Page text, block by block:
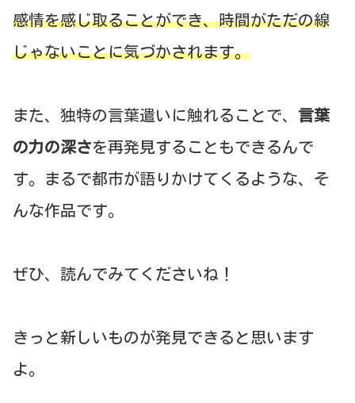
感情を感じ取ることができ、時間がただの線
じゃないことに気づかされます。
また、独特の言葉遣いに触れることで、 言葉
の力の深さを再発見することもできるんで
す。まるで都市が語りかけてくるような、そ
んな作品です。
ぜひ、読んでみてくださいね！
きっと新しいものが発見できると思います
よ。